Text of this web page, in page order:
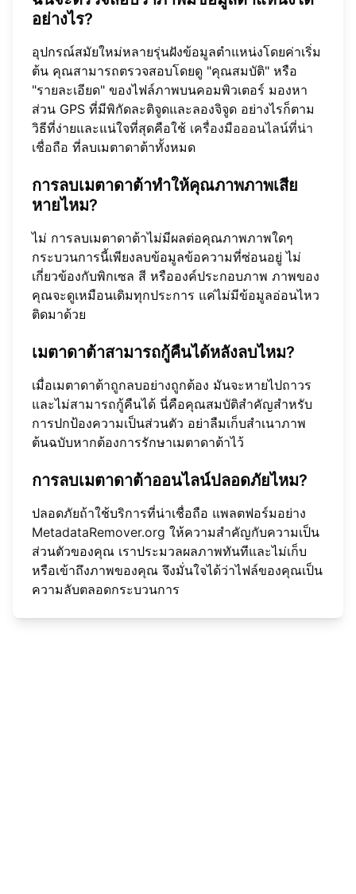
อย่างไร?
อุปกรณ์สมัยใหม่หลายรุ่นฝังข้อมูลตำแหน่งโดยค่าเริ่ม
ต้น คุณสามารถตรวจสอบโดยดู "คุณสมบัติ" หรือ
"รายละเอียด" ของไฟล์ภาพบนคอมพิวเตอร์ มองหา
ส่วน GPS ที่มีพิกัดละติจูดและลองจิจูด อย่างไรก็ตาม
วิธีที่ง่ายและแน่ใจที่สุดคือใช้ เครื่องมือออนไลน์ที่น่า
เชื่อถือ ที่ลบเมตาดาต้าทั้งหมด
การลบเมตาดาต้าทำให้คุณภาพภาพเสีย
หายไหม?
ไม่ การลบเมตาดาต้าไม่มีผลต่อคุณภาพภาพใดๆ
กระบวนการนี้เพียงลบข้อมูลข้อความที่ซ่อนอยู่ ไม่
เกี่ยวข้องกับพิกเซล สี หรือองค์ประกอบภาพ ภาพของ
คุณจะดูเหมือนเดิมทุกประการ แค่ไม่มีข้อมูลอ่อนไหว
ติดมาด้วย
เมตาดาต้าสามารถกู้คืนได้หลังลบไหม?
เมื่อเมตาดาต้าถูกลบอย่างถูกต้อง มันจะหายไปถาวร
และไม่สามารถกู้คืนได้ นี่คือคุณสมบัติสำคัญสำหรับ
การปกป้องความเป็นส่วนตัว อย่าลืมเก็บสำเนาภาพ
ต้นฉบับหากต้องการรักษาเมตาดาต้าไว้
การลบเมตาดาต้าออนไลน์ปลอดภัยไหม?
ปลอดภัยถ้าใช้บริการที่น่าเชื่อถือ แพลตฟอร์มอย่าง
MetadataRemover.org ให้ความสำคัญกับความเป็น
ส่วนตัวของคุณ เราประมวลผลภาพทันทีและไม่เก็บ
หรือเข้าถึงภาพของคุณ จึงมั่นใจได้ว่าไฟล์ของคุณเป็น
ความลับตลอดกระบวนการ